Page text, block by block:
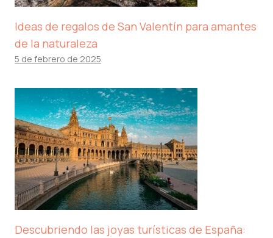
Ideas de regalos de San Valentín para amantes
de la naturaleza
5 de febrero de 2025
Descubriendo las joyas turísticas de España: